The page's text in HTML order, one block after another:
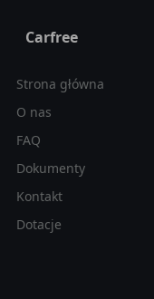
Carfree
Strona główna
O nas
FAQ
Dokumenty
Kontakt
Dotacje